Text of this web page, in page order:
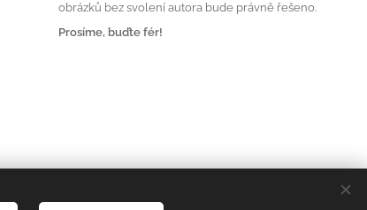
obrázků bez svolení autora bude právně řešeno.
Prosíme, buďte fér!